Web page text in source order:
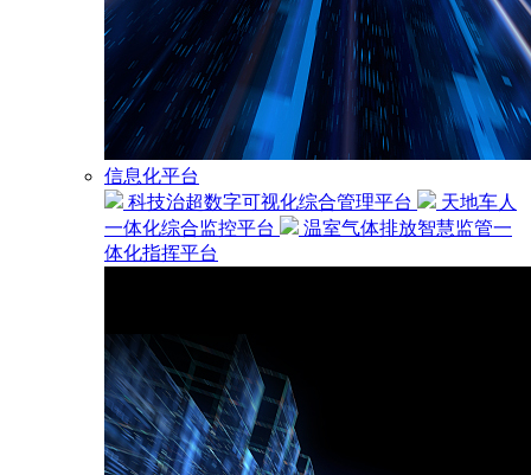
信息化平台
科技治超数字可视化综合管理平台
天地车人
一体化综合监控平台
温室气体排放智慧监管一
体化指挥平台